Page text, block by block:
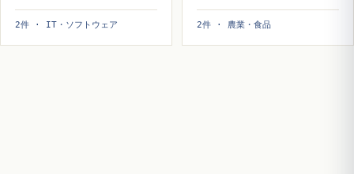
2件 · IT・ソフトウェア 2件 · 農業・食品